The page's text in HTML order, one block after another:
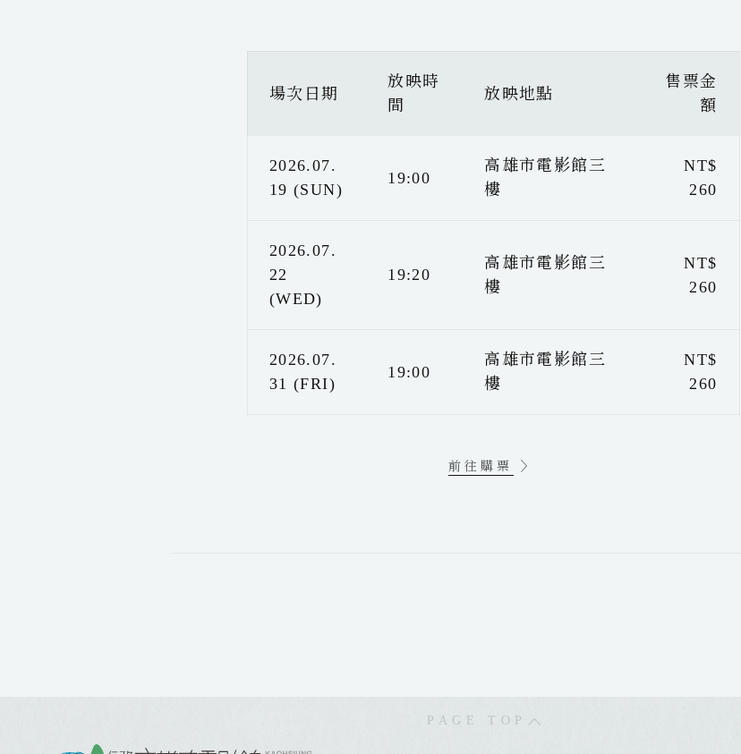
場次日期
放映時
間
放映地點
售票金
額
2026.07.
19 (SUN)
19:00
高雄市電影館三
樓
NT$
260
2026.07.
22
(WED)
19:20
高雄市電影館三
樓
NT$
260
2026.07.
31 (FRI)
19:00
高雄市電影館三
樓
NT$
260
前往購票
PAGE TOP